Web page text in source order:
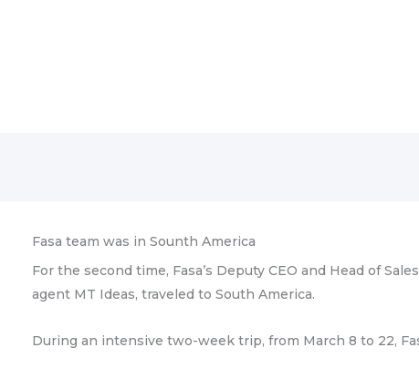
Fasa team was in Sounth America
For the second time, Fasa’s Deputy CEO and Head of
agent MT Ideas, traveled to South America.
During an intensive two-week trip, from March 8 to 22,